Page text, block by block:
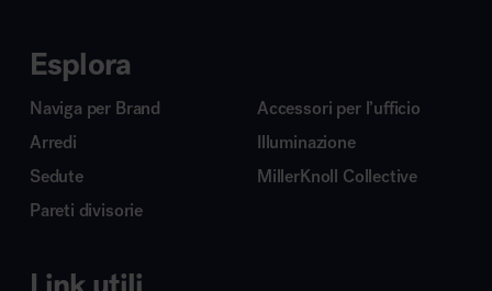
Esplora
Naviga per Brand
Arredi
Sedute
Pareti divisorie
Accessori per l’ufficio
Illuminazione
MillerKnoll Collective